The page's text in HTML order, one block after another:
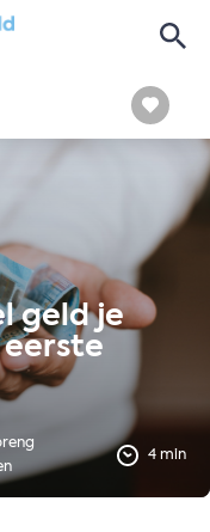
geld je
eerste
4 min